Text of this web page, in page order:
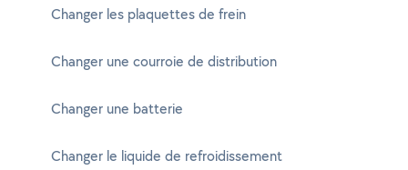
Changer les plaquettes de frein
Changer une courroie de distribution
Changer une batterie
Changer le liquide de refroidissement